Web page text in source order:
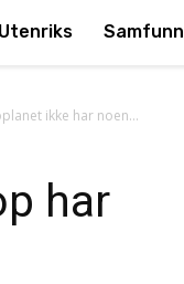
Utenriks Samfunn
ikke har noen...
har